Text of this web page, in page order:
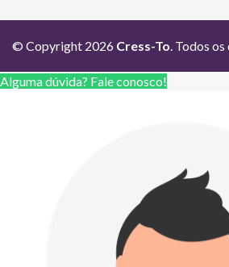
© Copyright 2026 Cress-To. Todos
Alguma dúvida? Fale conosco!